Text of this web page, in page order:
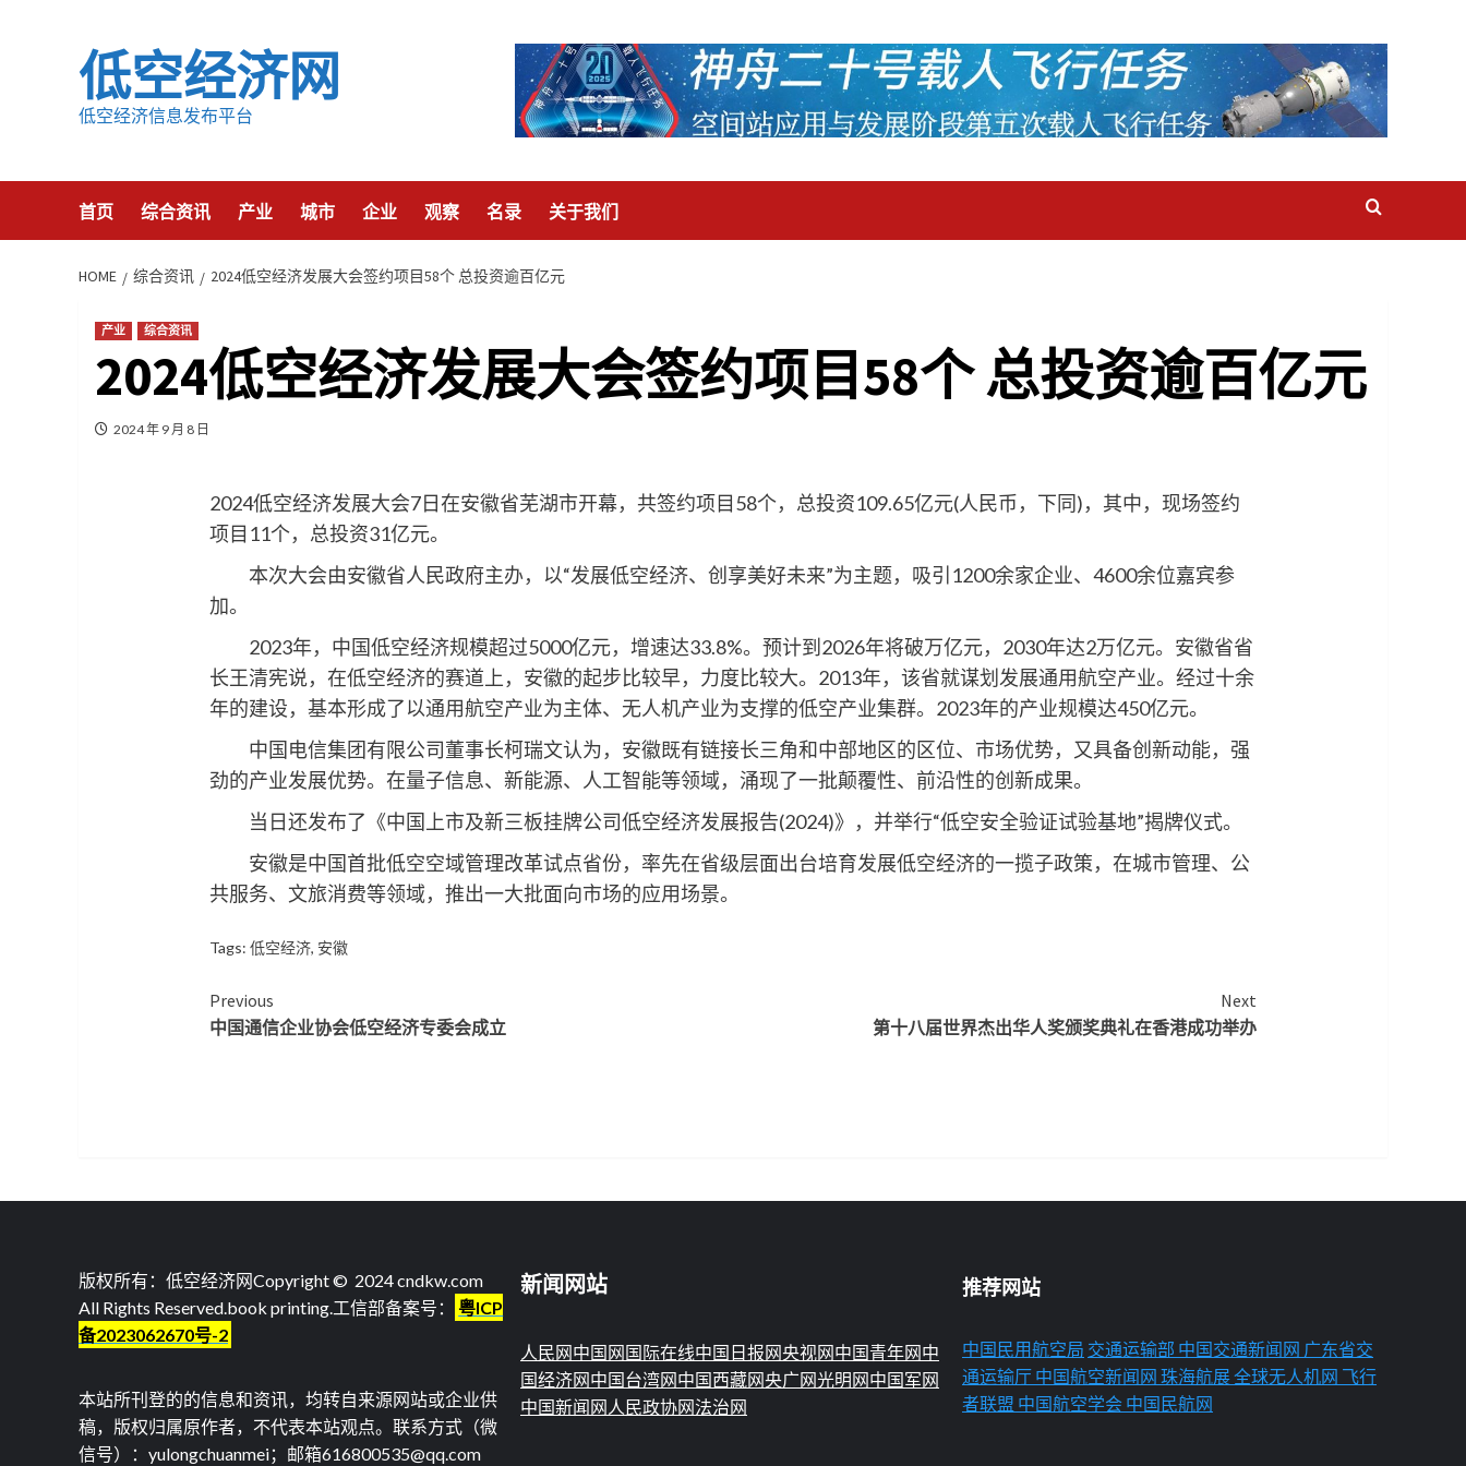
低空经济网
低空经济信息发布平台
首页 综合资讯 产业 城市 企业 观察 名录 关于我们
HOME 综合资讯 2024低空经济发展大会签约项目58个 总投资逾百亿元
产业 综合资讯
2024低空经济发展大会签约项目58个 总投资逾百亿元
2024 年 9 月 8 日
2024低空经济发展大会7日在安徽省芜湖市开幕，共签约项目58个，总投资109.65亿元(人民币，下同)，其中，现场签约
项目11个，总投资31亿元。
本次大会由安徽省人民政府主办，以“发展低空经济、创享美好未来”为主题，吸引1200余家企业、4600余位嘉宾参
加。
2023年，中国低空经济规模超过5000亿元，增速达33.8%。预计到2026年将破万亿元，2030年达2万亿元。安徽省省
长王清宪说，在低空经济的赛道上，安徽的起步比较早，力度比较大。2013年，该省就谋划发展通用航空产业。经过十余
年的建设，基本形成了以通用航空产业为主体、无人机产业为支撑的低空产业集群。2023年的产业规模达450亿元。
中国电信集团有限公司董事长柯瑞文认为，安徽既有链接长三角和中部地区的区位、市场优势，又具备创新动能，强
劲的产业发展优势。在量子信息、新能源、人工智能等领域，涌现了一批颠覆性、前沿性的创新成果。
当日还发布了《中国上市及新三板挂牌公司低空经济发展报告(2024)》，并举行“低空安全验证试验基地”揭牌仪式。
安徽是中国首批低空空域管理改革试点省份，率先在省级层面出台培育发展低空经济的一揽子政策，在城市管理、公
共服务、文旅消费等领域，推出一大批面向市场的应用场景。
Tags:低空经济, 安徽
Continue
Reading
Previous
中国通信企业协会低空经济专委会成立
Next
第十八届世界杰出华人奖颁奖典礼在香港成功举办
版权所有：低空经济网Copyright © 2024 cndkw.com
All Rights Reserved.book printing.工信部备案号：
粤ICP
备2023062670号-2
本站所刊登的的信息和资讯，均转自来源网站或企业供
稿，版权归属原作者，不代表本站观点。联系方式（微
信号）：yulongchuanmei；邮箱616800535@qq.com
新闻网站
人民网中国网国际在线中国日报网央视网中国青年网中
国经济网中国台湾网中国西藏网央广网光明网中国军网
中国新闻网人民政协网法治网
推荐网站
中国民用航空局 交通运输部 中国交通新闻网 广东省交
通运输厅 中国航空新闻网 珠海航展全球无人机网 飞行
者联盟 中国航空学会 中国民航网